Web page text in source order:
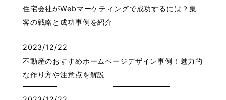
住宅会社がWebマーケティングで成功するには？集
客の戦略と成功事例を紹介
2023/12/22
不動産のおすすめホームページデザイン事例！魅力的
な作り方や注意点を解説